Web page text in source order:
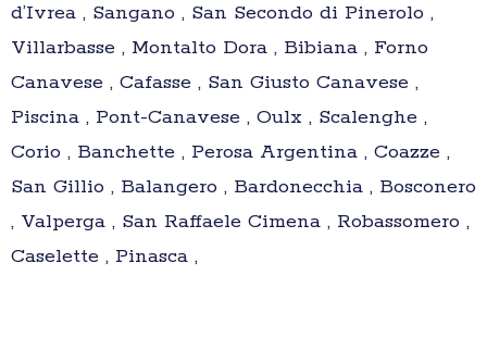
d’Ivrea , Sangano , San Secondo di Pinerolo ,
Villarbasse , Montalto Dora , Bibiana , Forno
Canavese , Cafasse , San Giusto Canavese ,
Piscina , Pont-Canavese , Oulx , Scalenghe ,
Corio , Banchette , Perosa Argentina , Coazze ,
San Gillio , Balangero , Bardonecchia , Bosconero
, Valperga , San Raffaele Cimena , Robassomero ,
Caselette , Pinasca ,